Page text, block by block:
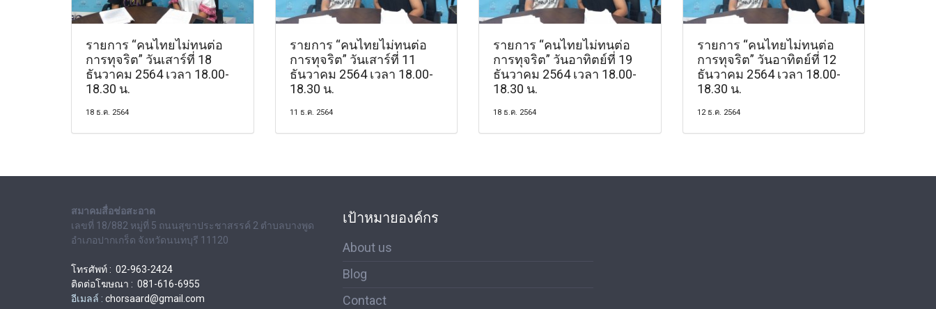
รายการ “คนไทยไม่ทนต่อ
การทุจริต” วันเสาร์ที่ 18
ธันวาคม 2564 เวลา 18.00-
18.30 น.
18 ธ.ค. 2564
รายการ “คนไทยไม่ทนต่อ
การทุจริต” วันเสาร์ที่ 11
ธันวาคม 2564 เวลา 18.00-
18.30 น.
11 ธ.ค. 2564
รายการ “คนไทยไม่ทนต่อ
การทุจริต” วันอาทิตย์ที่ 19
ธันวาคม 2564 เวลา 18.00-
18.30 น.
18 ธ.ค. 2564
รายการ “คนไทยไม่ทนต่อ
การทุจริต” วันอาทิตย์ที่ 12
ธันวาคม 2564 เวลา 18.00-
18.30 น.
12 ธ.ค. 2564
สมาคมสื่อช่อสะอาด
เลขที่ 18/882 หมู่ที่ 5 ถนนสุขาประชาสรรค์ 2 ตำบลบางพูด
อำเภอปากเกร็ด จังหวัดนนทบุรี 11120
โทรศัพท์ : 02-963-2424
ติดต่อโฆษณา : 081-616-6955
อีเมลล์ : chorsaard@gmail.com
เป้าหมายองค์กร
About us
Blog
Contact